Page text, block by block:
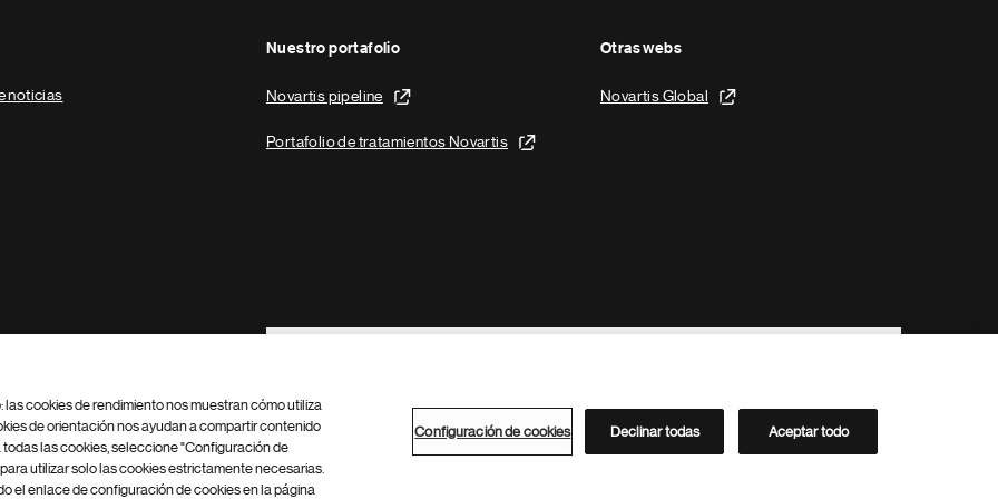
noticias
Nuestro portafolio
Novartis pipeline
Portafolio de tratamientos Novartis
Otras webs
Novartis Global
Footer Site Search
Configuración de cookies Mapa del sitio
Directorio de Novartis
cookies de rendimiento nos muestran cómo utiliza
de orientación nos ayudan a compartir contenido
las cookies, seleccione "Configuración de
utilizar solo las cookies estrictamente necesarias.
el enlace de configuración de cookies en la página
Configuración de cookies Declinar todas Aceptar todo